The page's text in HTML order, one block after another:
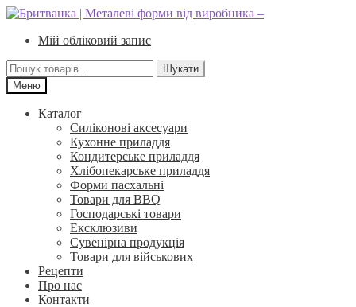
Перейти
навігації
Перейти
вмістуМій обліковий запис
Шукати:
Шукати
Меню
Каталог
Силіконові аксесуари
Кухонне приладдя
Кондитерське приладдя
Хлібопекарське приладдя
Форми пасхальні
Товари для BBQ
Господарські товари
Ексклюзиви
Сувенірна продукція
Товари для військових
Рецепти
Про нас
Контакти